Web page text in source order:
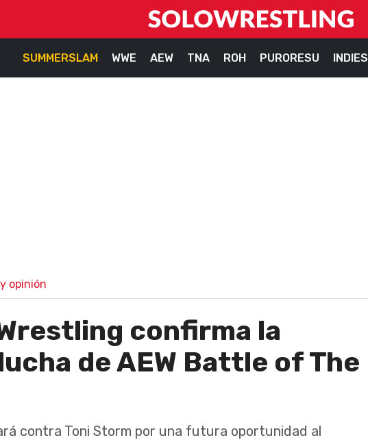
SUMMERSLAM WWE AEW TNA ROH PURORESU INDIES
opinión
confirma la
de AEW Battle of The
contra Toni Storm por una futura oportunidad al